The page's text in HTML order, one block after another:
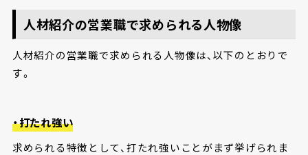
人材紹介の営業職で求められる人物像
人材紹介の営業職で求められる人物像は、以下のとおりで
す。
・打たれ強い
求められる特徴として、打たれ強いことがまず挙げられま